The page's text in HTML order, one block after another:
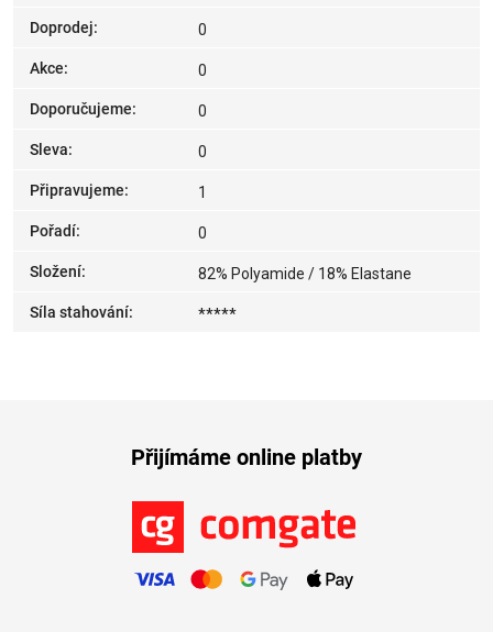
Doprodej: 0
Akce: 0
Doporučujeme: 0
Sleva: 0
Připravujeme: 1
Pořadí: 0
Složení: 82% Polyamide / 18% Elastane
Síla stahování: *****
Přijímáme online platby